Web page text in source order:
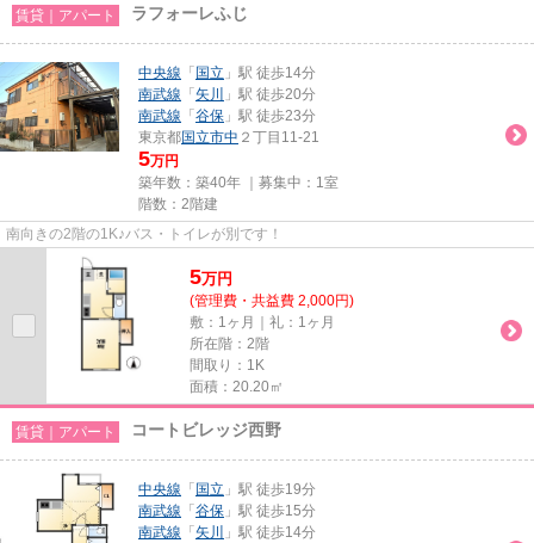
賃貸｜アパート ラフォーレふじ
中央線 「 国立 」駅 徒歩14分
南武線 「 矢川
」駅 徒歩20分
南武線 「 谷保 」駅 徒歩23分
東京都国立市中 ２丁目11-21
5万円
築年数：築40年 ｜募集中： 1室
階数：2階建
南向きの2階の1K♪バス・トイレが別です！
5万円
(管理費・共益費 2,000円)
敷：1ヶ月｜礼：1ヶ月
所在階：2階
間取り：1K
面積：20.20㎡
賃貸｜アパート コートビレッジ西野
中央線 「 国立 」駅 徒歩19分
南武線 「 谷保 」駅 徒歩15分
南武線 「 矢川
」駅 徒歩14分